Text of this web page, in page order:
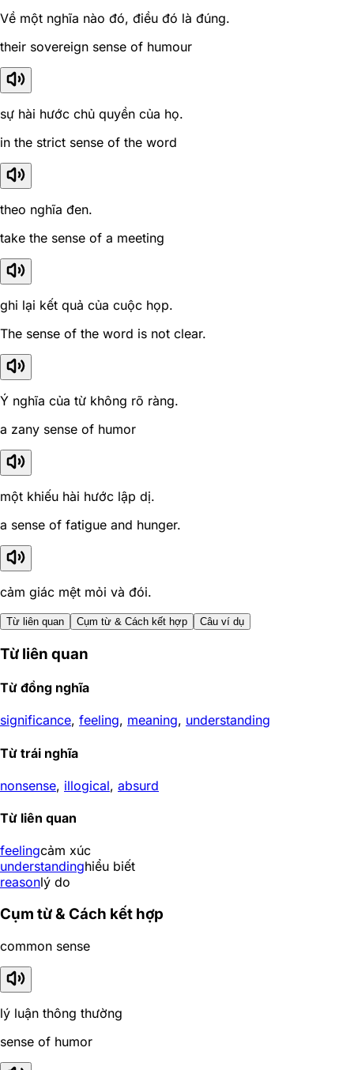
Về một nghĩa nào đó, điều đó là đúng.
their sovereign sense of humour
sự hài hước chủ quyền của họ.
in the strict sense of the word
theo nghĩa đen.
take the sense of a meeting
ghi lại kết quả của cuộc họp.
The sense of the word is not clear.
Ý nghĩa của từ không rõ ràng.
a zany sense of humor
một khiếu hài hước lập dị.
a sense of fatigue and hunger.
cảm giác mệt mỏi và đói.
Từ liên quan Cụm từ & Cách kết hợp Câu ví dụ
Từ liên quan
Từ đồng nghĩa
significance, feeling, meaning, understanding
Từ trái nghĩa
nonsense, illogical, absurd
Từ liên quan
feelingcảm xúc
understandinghiểu biết
reasonlý do
Cụm từ & Cách kết hợp
common sense
lý luận thông thường
sense of humor